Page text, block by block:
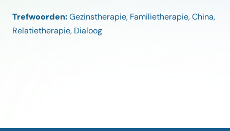
Trefwoorden:Gezinstherapie, Familietherapie, China,
Relatietherapie, Dialoog